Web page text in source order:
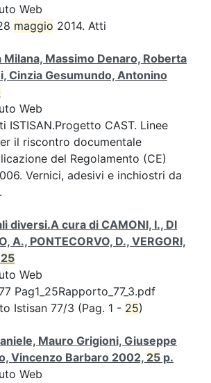
Web
maggio 2014. Atti
Milana, Massimo Denaro, Roberta
Cinzia Gesumundo, Antonino
Web
ISTISAN.Progetto CAST. Linee
il riscontro documentale
del Regolamento (CE)
Vernici, adesivi e inchiostri da
diversi.A cura di CAMONI, I., DI
A., PONTECORVO, D., VERGORI,
25
Web
Pag1_25Rapporto_77_3.pdf
Istisan 77/3 (Pag. 1 - 25)
Mauro Grigioni, Giuseppe
Vincenzo Barbaro 2002, 25 p.
Web